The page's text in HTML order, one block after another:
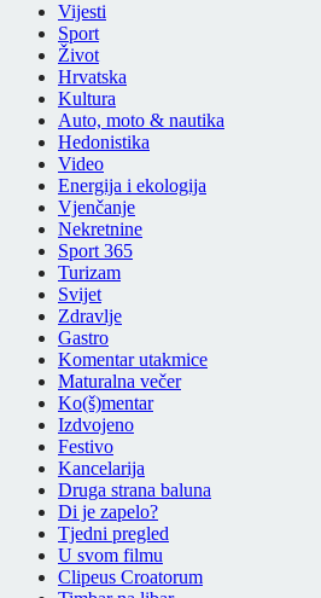
Vijesti
Sport
Život
Hrvatska
Kultura
Auto, moto & nautika
Hedonistika
Video
Energija i ekologija
Vjenčanje
Nekretnine
Sport 365
Turizam
Svijet
Zdravlje
Gastro
Komentar utakmice
Maturalna večer
Ko(š)mentar
Izdvojeno
Festivo
Kancelarija
Druga strana baluna
Di je zapelo?
Tjedni pregled
U svom filmu
Clipeus Croatorum